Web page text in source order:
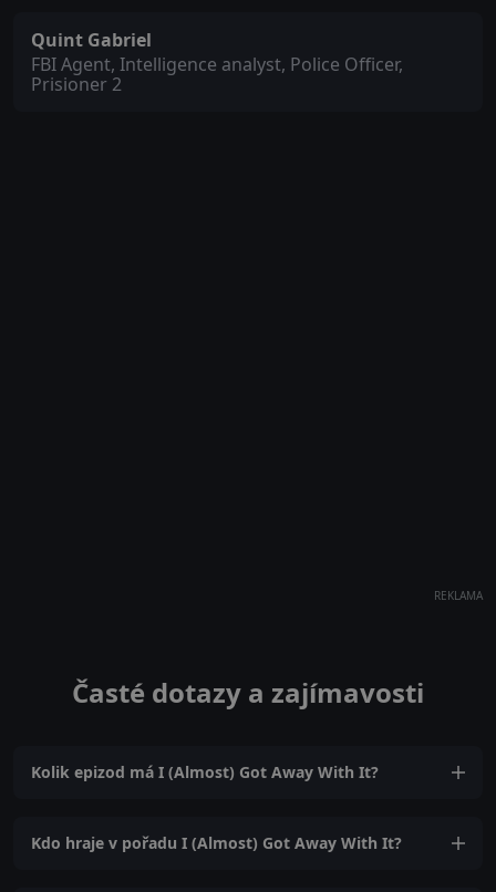
Quint Gabriel
FBI Agent, Intelligence analyst, Police Officer,
Prisioner 2
REKLAMA
Časté dotazy a zajímavosti
Kolik epizod má I (Almost) Got Away With It?
Kdo hraje v pořadu I (Almost) Got Away With It?